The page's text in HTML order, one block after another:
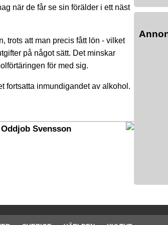
när de får se sin förälder i ett näst
trots att man precis fått lön - vilket
på något sätt. Det minskar
för med sig.
fortsatta inmundigandet av alkohol.
Oddjob Svensson